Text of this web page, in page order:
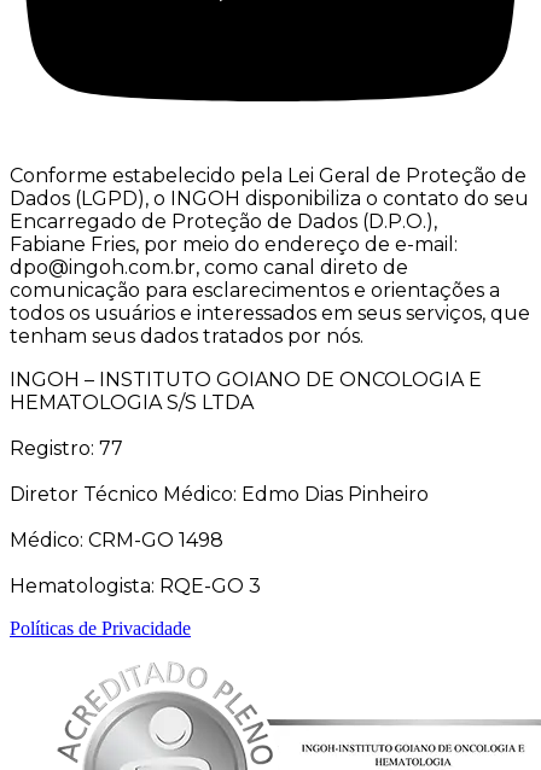
Conforme estabelecido pela Lei Geral de Proteção de
Dados (LGPD), o INGOH disponibiliza o contato do seu
Encarregado de Proteção de Dados (D.P.O.),
Fabiane Fries, por meio do endereço de e-mail:
dpo@ingoh.com.br, como canal direto de
comunicação para esclarecimentos e orientações a
todos os usuários e interessados em seus serviços, que
tenham seus dados tratados por nós.
INGOH – INSTITUTO GOIANO DE ONCOLOGIA E
HEMATOLOGIA S/S LTDA
Registro: 77
Diretor Técnico Médico: Edmo Dias Pinheiro
Médico: CRM-GO 1498
Hematologista: RQE-GO 3
Políticas de Privacidade